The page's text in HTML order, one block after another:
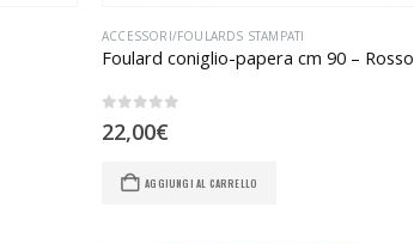
ACCESSORI/FOULARDS STAMPATI
Foulard coniglio-papera cm 90 – Rosso
22,00€
AGGIUNGI AL CARRELLO